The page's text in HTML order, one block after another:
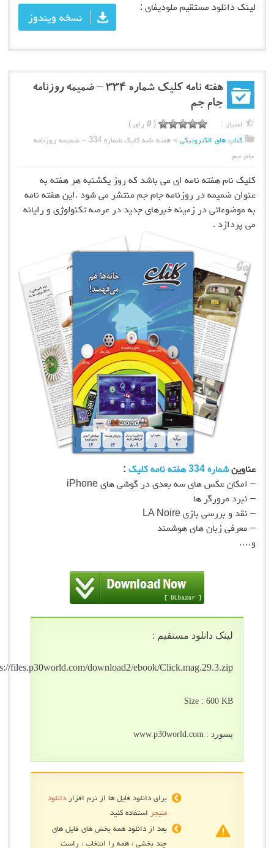
لینک دانلود مستقیم ملودیفای :
نسخه ویندوز
هفته نامه کلیک شماره 334 – ضمیمه روزنامه
جام جم
امتیاز : (
0رای )
کتاب های الکترونیکی»
هفته نامه کلیک شماره 334 – ضمیمه روزنامه
جام جم
کلیک نام هفته نامه ای می باشد که روز یکشنبه هر هفته به
عنوان ضمیمه در روزنامه جام جم منتشر می شود .این هفته نامه
به موضوعاتی در زمینه خبرهای جدید در عرصه تکنولوژی و رایانه
می پردازد .
عناوینشماره 334 هفته نامه کلیک
:
– امکان عکس های سه بعدی در گوشی هایiPhone
نبرد مرورگر ها
– نقد و بررسی بازیLA Noire
معرفی زبان های هوشمند
و….
لینک دانلود مستقیم :
https://files.p30world.com/download2/ebook/Click.mag.29.3.zip
Size : 600 KB
پسورد : www.p30world.com
برای دانلود فایل ها از نرم افزاردانلود
منیجراستفاده کنید
بعد از دانلود همه بخش های فایل های
چند بخشی ، همه را انتخاب ، راست